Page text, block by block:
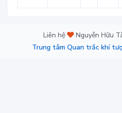
Liên hệ Nguyễn Hữu
Trung tâm Quan trắc khí